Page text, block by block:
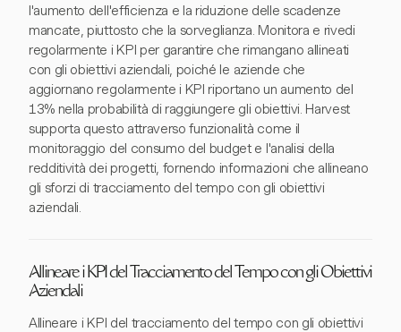
l'aumento dell'efficienza e la riduzione delle scadenze
mancate, piuttosto che la sorveglianza. Monitora e rivedi
regolarmente i KPI per garantire che rimangano allineati
con gli obiettivi aziendali, poiché le aziende che
aggiornano regolarmente i KPI riportano un aumento del
13% nella probabilità di raggiungere gli obiettivi. Harvest
supporta questo attraverso funzionalità come il
monitoraggio del consumo del budget e l'analisi della
redditività dei progetti, fornendo informazioni che allineano
gli sforzi di tracciamento del tempo con gli obiettivi
aziendali.
Allineare i KPI del Tracciamento del Tempo con gli Obiettivi
Aziendali
Allineare i KPI del tracciamento del tempo con gli obiettivi